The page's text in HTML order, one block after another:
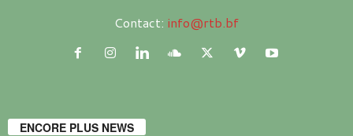
Contact: info@rtb.bf
ENCORE PLUS NEWS